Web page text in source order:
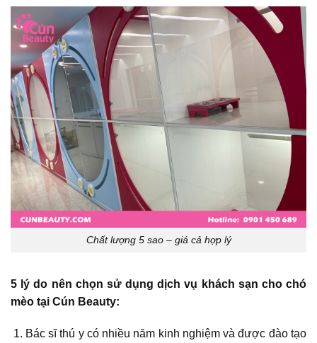
Chất lượng 5 sao – giá cả hợp lý
5 lý do nên chọn sử dụng dịch vụ khách sạn cho chó
mèo tại Cún Beauty:
Bác sĩ thú y có nhiều năm kinh nghiệm và được đào tạo